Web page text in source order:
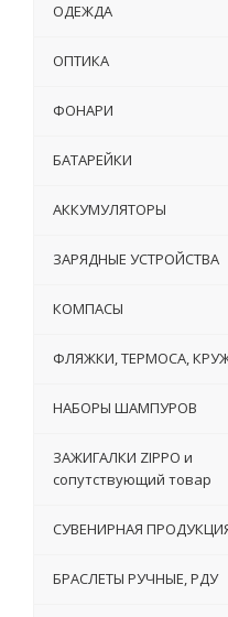
ОДЕЖДА
ОПТИКА
ФОНАРИ
БАТАРЕЙКИ
АККУМУЛЯТОРЫ
ЗАРЯДНЫЕ УСТРОЙСТВА
КОМПАСЫ
ФЛЯЖКИ, ТЕРМОСА,
НАБОРЫ ШАМПУРОВ
ЗАЖИГАЛКИ ZIPPO и
сопутствующий товар
СУВЕНИРНАЯ
БРАСЛЕТЫ РУЧНЫЕ, РДУ